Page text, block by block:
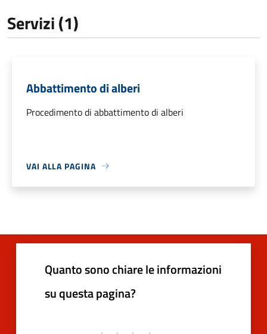
Servizi (1)
Abbattimento di alberi
Procedimento di abbattimento di alberi
VAI ALLA PAGINA
Quanto sono chiare le informazioni
su questa pagina?